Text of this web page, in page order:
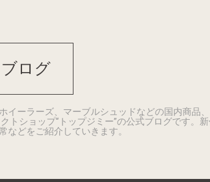
ログ
ーラーズ、マーブルシュッドなどの国内商品
ショップ“トップジミー”の公式ブログです。
どをご紹介していきます。